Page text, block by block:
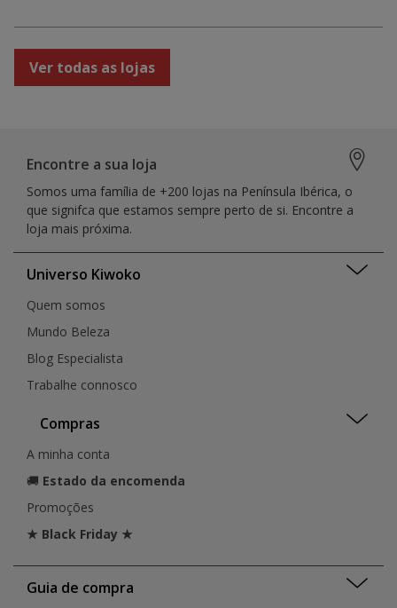
Ver todas as lojas
Encontre a sua loja
Somos uma família de +200 lojas na Península Ibérica, o
que signifca que estamos sempre perto de si. Encontre a
loja mais próxima.
Universo Kiwoko
Quem somos
Mundo Beleza
Blog Especialista
Trabalhe connosco
Compras
A minha conta
🚚 Estado da encomenda
Promoções
★ Black Friday ★
Guia de compra